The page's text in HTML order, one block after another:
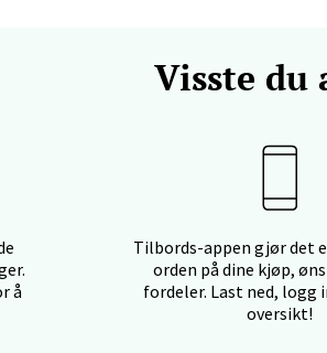
Visste du
å
Tilbords-appen gjør det
orden på dine kjøp,
fordeler. Last ned, logg
oversikt!
- Thon Senter Sartor